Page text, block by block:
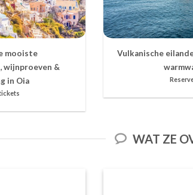
mooiste
wijnproeven &
in Oia
Vulkanische
WAT ZE